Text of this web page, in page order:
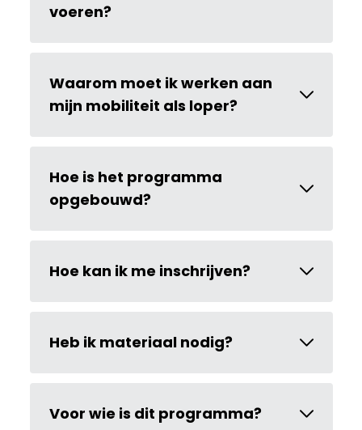
voeren?
Waarom moet ik werken aan
mijn mobiliteit als loper?
Hoe is het programma
opgebouwd?
Hoe kan ik me inschrijven?
Heb ik materiaal nodig?
Voor wie is dit programma?